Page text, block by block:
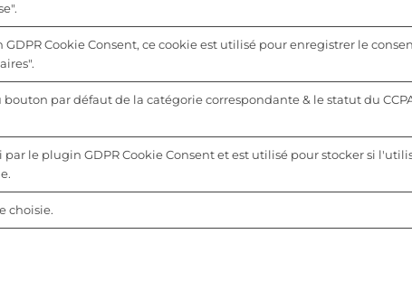
Cookie Consent, ce cookie est utilisé pour enregistrer le
par défaut de la catégorie correspondante & le statut du
par le plugin GDPR Cookie Consent et est utilisé pour stocker si
choisie.